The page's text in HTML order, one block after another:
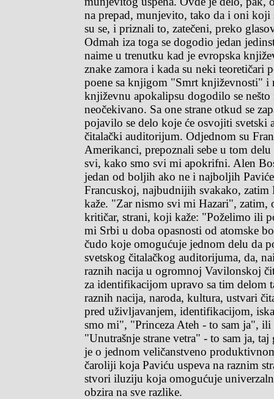
na prepad, munjevito, tako da i oni
su se, i priznali to, zatečeni, preko
Odmah iza toga se dogodio jedan
naime u trenutku kad je evropska
znake zamora i kada su neki teoretičari
poene sa knjigom "Smrt književnosti" i
književnu apokalipsu dogodilo se nešto
neočekivano. Sa one strane otkud se
pojavilo se delo koje će osvojiti svetski
čitalački auditorijum. Odjednom su
Amerikanci, prepoznali sebe u tom
svi, kako smo svi mi apokrifni. Alen
jedan od boljih ako ne i najboljih
Francuskoj, najbudnijih svakako,
kaže. "Zar nismo svi mi Hazari", zatim,
kritičar, strani, koji kaže: "Poželimo ili
mi Srbi u doba opasnosti od atomske
čudo koje omogućuje jednom delu da
svetskog čitalačkog auditorijuma, da,
raznih nacija u ogromnoj Vavilonskoj
za identifikacijom upravo sa tim delom
raznih nacija, naroda, kultura, ustvari
pred uživljavanjem, identifikacijom,
smo mi", "Princeza Ateh - to sam ja",
"Unutrašnje strane vetra" - to sam ja,
je o jednom veličanstveno
čaroliji koja Paviću uspeva na raznim
stvori iluziju koja omogućuje
obzira na sve razlike.